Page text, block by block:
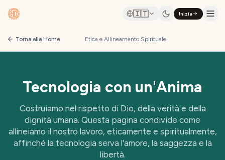
🇮🇹 Inizia
Torna alla Home Etica e Allineamento Spirituale
Tecnologia con un'Anima
Costruiamo nel rispetto di Dio, della verità e della
dignità umana. Questa pagina condivide come
allineiamo il nostro lavoro, eticamente e spiritualmente,
affinché la tecnologia serva l'amore, la saggezza e la
libertà.